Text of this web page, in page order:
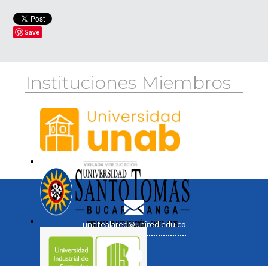
Save
Instituciones Miembros
unetealared@unired.edu.co